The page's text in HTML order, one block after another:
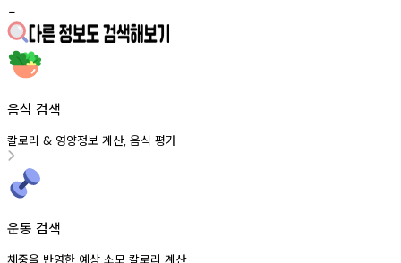
-
음식 검색
칼로리 & 영양정보 계산, 음식 평가
운동 검색
체중을 반영한 예상 소모 칼로리 계산